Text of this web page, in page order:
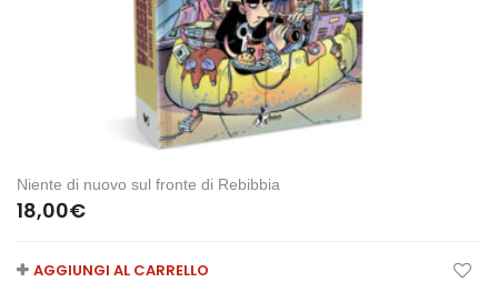
Niente di nuovo sul fronte di Rebibbia
18,00€
AGGIUNGI AL CARRELLO